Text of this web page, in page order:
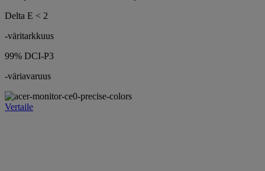
Delta E < 2
-väritarkkuus
99% DCI-P3
-väriavaruus
Vertaile